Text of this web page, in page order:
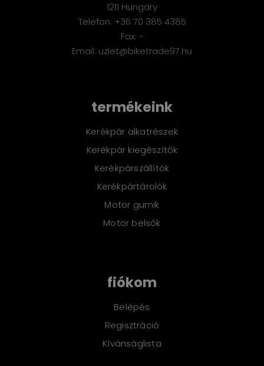
1211 Hungary
Telefon: +36 70 385 4385
Fax: -
Email: uzlet@biketrade97.hu
termékeink
Kerékpár alkatrészek
Kerékpár kiegészítők
Kerékpárszállítók
Kerékpártárolók
Motor gumik
Motor belsők
fiókom
Belépés
Regisztráció
Kívánságlista